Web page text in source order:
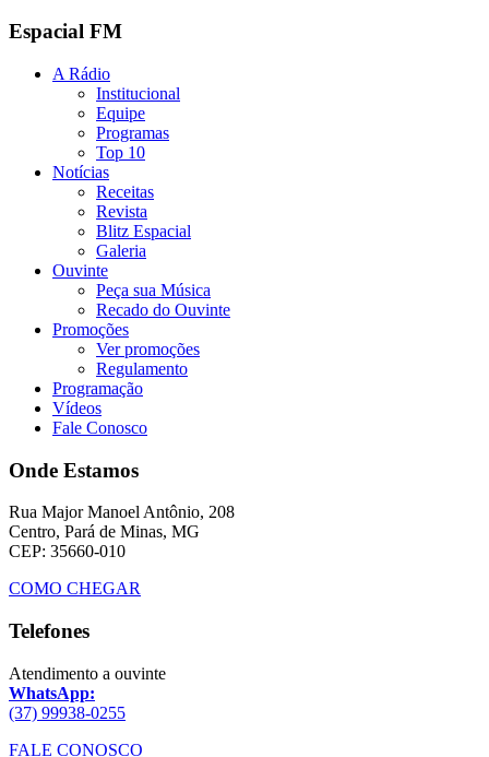
Espacial FM
A Rádio
Institucional
Equipe
Programas
Top 10
Notícias
Receitas
Revista
Blitz Espacial
Galeria
Ouvinte
Peça sua Música
Recado do Ouvinte
Promoções
Ver promoções
Regulamento
Programação
Vídeos
Fale Conosco
Onde Estamos
Rua Major Manoel Antônio, 208
Centro, Pará de Minas, MG
CEP: 35660-010
COMO CHEGAR
Telefones
Atendimento a ouvinte
WhatsApp:
(37) 99938-0255
FALE CONOSCO